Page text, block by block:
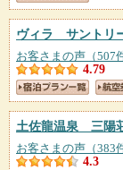
ヴィラ サントリ
お客さまの声（507
4.79
土佐龍温泉 三陽
お客さまの声（383
4.3